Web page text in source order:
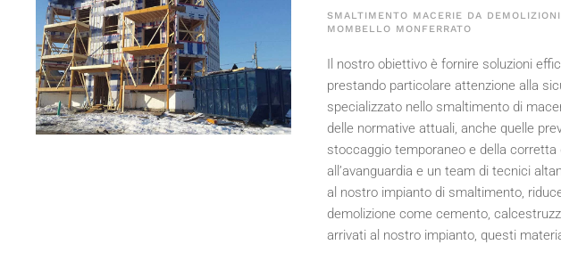
SMALTIMENTO MACERIE DA
MOMBELLO MONFERRATO
Il nostro obiettivo è fornire soluzioni
prestando particolare attenzione alla
specializzato nello smaltimento di
delle normative attuali, anche quelle
stoccaggio temporaneo e della
all’avanguardia e un team di tecnici
al nostro impianto di smaltimento,
demolizione come cemento,
arrivati al nostro impianto, questi